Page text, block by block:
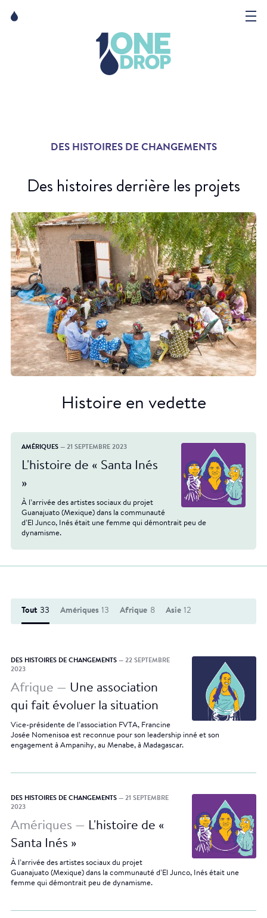
Matter of ArtDES HISTOIRES DE CHANGEMENTS
Des histoires derrière les projets
Histoire en vedette
AMÉRIQUES — 21 SEPTEMBRE 2023
L'histoire de « Santa Inés
»
À l’arrivée des artistes sociaux du projet
Guanajuato (Mexique) dans la communauté
d’El Junco, Inés était une femme qui démontrait peu de
dynamisme.
Tout 33 Amériques 13 Afrique 8 Asie 12
DES HISTOIRES DE CHANGEMENTS — 22 SEPTEMBRE
2023
Afrique — Une association
qui fait évoluer la situation
Vice-présidente de l’association FVTA, Francine
Josée Nomenisoa est reconnue pour son leadership inné et son
engagement à Ampanihy, au Menabe, à Madagascar.
DES HISTOIRES DE CHANGEMENTS — 21 SEPTEMBRE
2023
Amériques — L'histoire de «
Santa Inés »
À l’arrivée des artistes sociaux du projet
Guanajuato (Mexique) dans la communauté d’El Junco, Inés était une
femme qui démontrait peu de dynamisme.